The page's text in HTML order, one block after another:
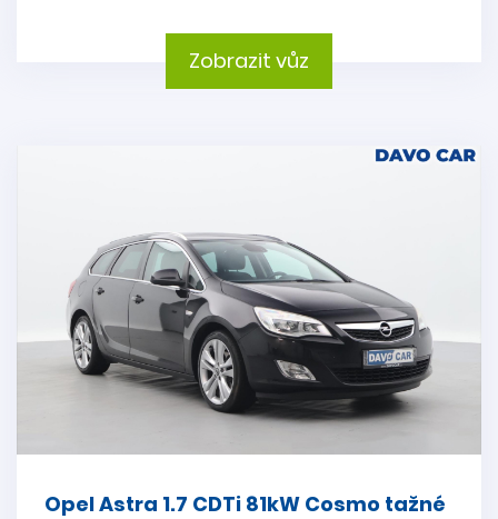
Zobrazit vůz
Opel Astra 1.7 CDTi 81kW Cosmo tažné